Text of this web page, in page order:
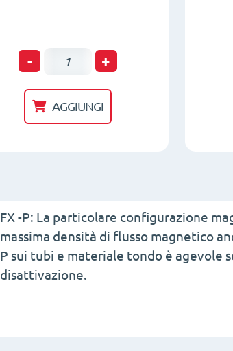
-
Sollevatore
per
materiali
+
AGGIUNGI
FX -P: La particolare configurazione
massima densità di flusso magnetico
P sui tubi e materiale tondo è agevole
disattivazione.